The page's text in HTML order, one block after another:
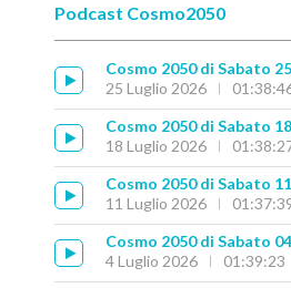
Podcast Cosmo2050
Cosmo 2050 di Sabato
25 Luglio 2026
Cosmo 2050 di Sabato
18 Luglio 2026
Cosmo 2050 di Sabato
11 Luglio 2026
Cosmo 2050 di Sabato
4 Luglio 2026
01:39:23